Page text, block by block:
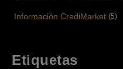
Información CrediMarket (5)
Etiquetas